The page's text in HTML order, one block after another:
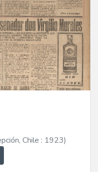
Chile : 1923)